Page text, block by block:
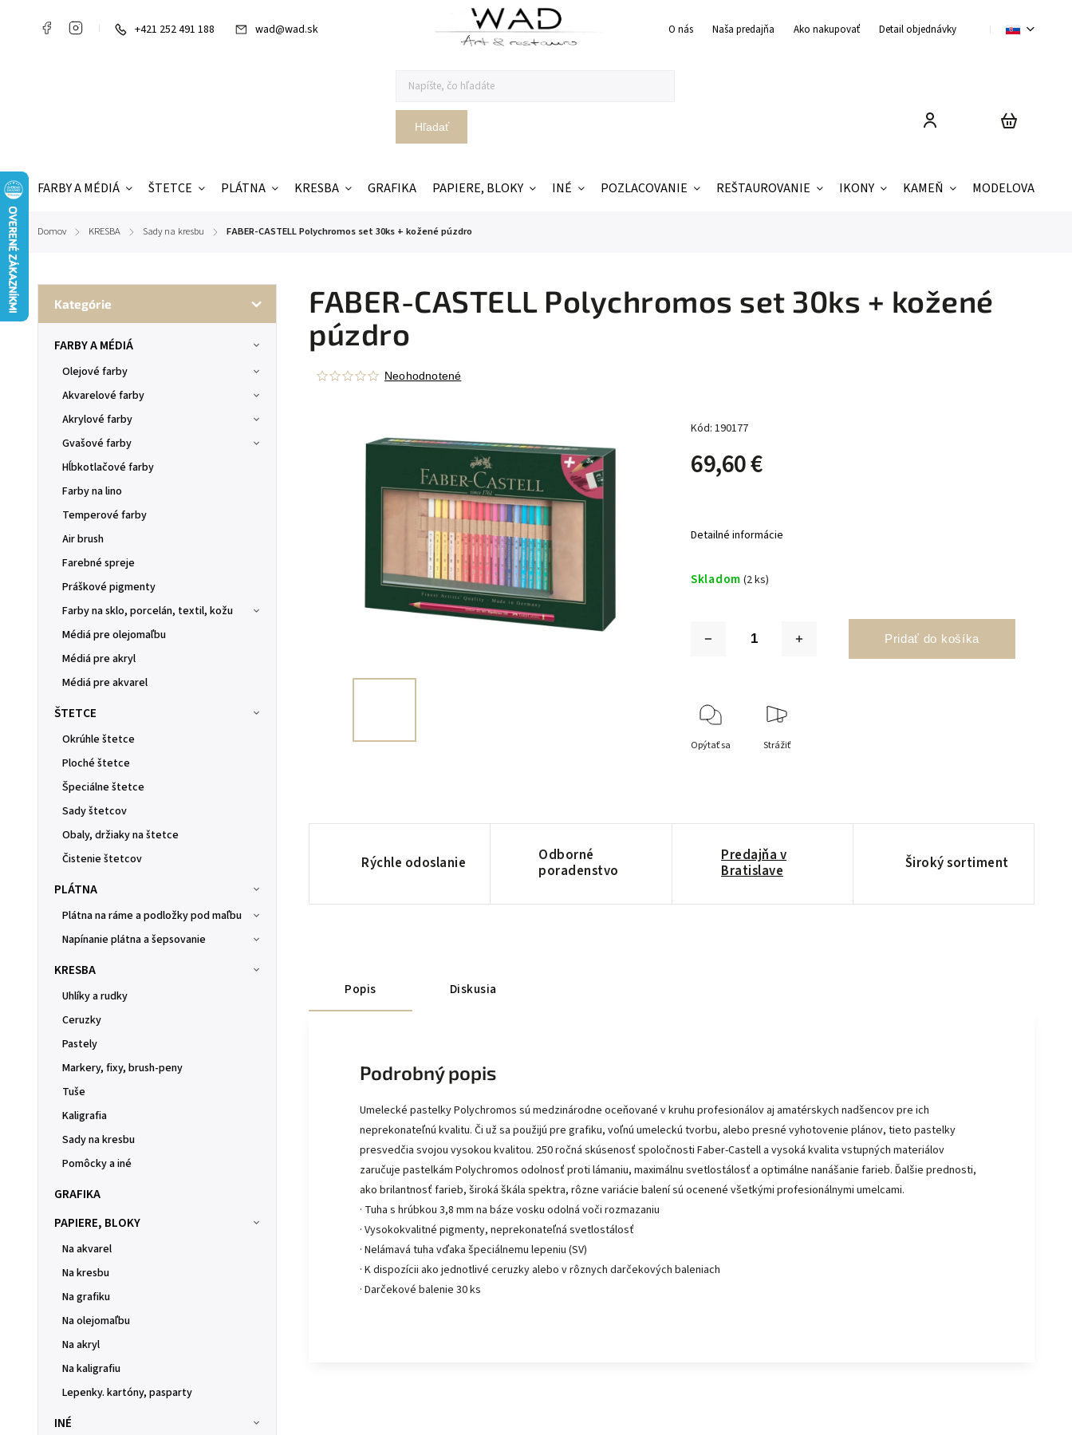
+421 252 491 188 wad@wad.sk O nás Naša predajňa Ako nakupovať Detail objednávky Obchodné podmienky
Hľadať
FARBY A MÉDIÁ ŠTETCE PLÁTNA KRESBA GRAFIKA PAPIERE, BLOKY INÉ POZLACOVANIE REŠTAUROVANIE IKONY KAMEŇ MODELOVANIE
Domov / KRESBA / Sady na kresbu / FABER-CASTELL Polychromos set 30ks + kožené púzdro
Kategórie
FARBY A MÉDIÁ
Olejové farby
Akvarelové farby
Akrylové farby
Gvašové farby
Hĺbkotlačové farby
Farby na lino
Temperové farby
Air brush
Farebné spreje
Práškové pigmenty
Farby na sklo, porcelán, textil, kožu
Médiá pre olejomaľbu
Médiá pre akryl
Médiá pre akvarel
ŠTETCE
Okrúhle štetce
Ploché štetce
Špeciálne štetce
Sady štetcov
Obaly, držiaky na štetce
Čistenie štetcov
PLÁTNA
Plátna na ráme a podložky pod maľbu
Napínanie plátna a šepsovanie
KRESBA
Uhlíky a rudky
Ceruzky
Pastely
Markery, fixy, brush-peny
Tuše
Kaligrafia
Sady na kresbu
Pomôcky a iné
GRAFIKA
PAPIERE, BLOKY
Na akvarel
Na kresbu
Na grafiku
Na olejomaľbu
Na akryl
Na kaligrafiu
Lepenky. kartóny, pasparty
INÉ
FABER-CASTELL Polychromos set 30ks + kožené
púzdro
Neohodnotené
Kód: 190177
69,60 €
Skladom (2 ks)
Pridať do košíka
Detailné informácie
Opýtať sa Strážiť
Rýchle odoslanie
Odborné
poradenstvo
Predajňa v
Bratislave
Široký sortiment
Popis Diskusia
Podrobný popis
Umelecké pastelky Polychromos sú medzinárodne oceňované v kruhu profesionálov aj amatérskych nadšencov pre ich
neprekonateľnú kvalitu. Či už sa použijú pre grafiku, voľnú umeleckú tvorbu, alebo presné vyhotovenie plánov, tieto pastelky
presvedčia svojou vysokou kvalitou. 250 ročná skúsenosť spoločnosti Faber-Castell a vysoká kvalita vstupných materiálov
zaručuje pastelkám Polychromos odolnosť proti lámaniu, maximálnu svetlostálosť a optimálne nanášanie farieb. Ďalšie prednosti,
ako brilantnosť farieb, široká škála spektra, rôzne variácie balení sú ocenené všetkými profesionálnymi umelcami.
· Tuha s hrúbkou 3,8 mm na báze vosku odolná voči rozmazaniu
· Vysokokvalitné pigmenty, neprekonateľná svetlostálosť
· Nelámavá tuha vďaka špeciálnemu lepeniu (SV)
· K dispozícii ako jednotlivé ceruzky alebo v rôznych darčekových baleniach
· Darčekové balenie 30 ks